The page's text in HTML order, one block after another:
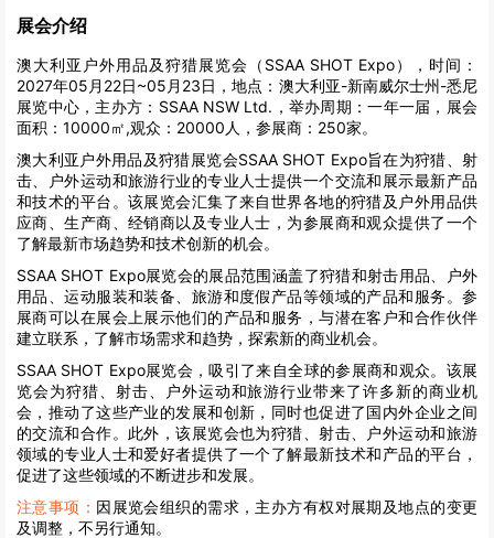
展会介绍
澳大利亚户外用品及狩猎展览会（SSAA SHOT Expo），时间：
2027年05月22日~05月23日，地点：澳大利亚-新南威尔士州-悉尼
展览中心，主办方：SSAA NSW Ltd.，举办周期：一年一届，展会
面积：10000㎡,观众：20000人，参展商：250家。
澳大利亚户外用品及狩猎展览会SSAA SHOT Expo旨在为狩猎、射
击、户外运动和旅游行业的专业人士提供一个交流和展示最新产品
和技术的平台。该展览会汇集了来自世界各地的狩猎及户外用品供
应商、生产商、经销商以及专业人士，为参展商和观众提供了一个
了解最新市场趋势和技术创新的机会。
SSAA SHOT Expo展览会的展品范围涵盖了狩猎和射击用品、户外
用品、运动服装和装备、旅游和度假产品等领域的产品和服务。参
展商可以在展会上展示他们的产品和服务，与潜在客户和合作伙伴
建立联系，了解市场需求和趋势，探索新的商业机会。
SSAA SHOT Expo展览会，吸引了来自全球的参展商和观众。该展
览会为狩猎、射击、户外运动和旅游行业带来了许多新的商业机
会，推动了这些产业的发展和创新，同时也促进了国内外企业之间
的交流和合作。此外，该展览会也为狩猎、射击、户外运动和旅游
领域的专业人士和爱好者提供了一个了解最新技术和产品的平台，
促进了这些领域的不断进步和发展。
注意事项： 因展览会组织的需求，主办方有权对展期及地点的变更
及调整，不另行通知。